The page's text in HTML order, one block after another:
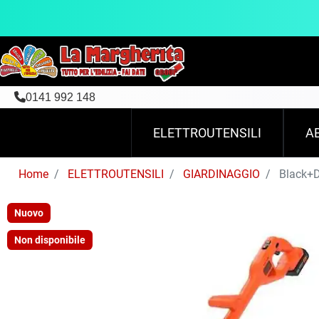
0141 992 148
ELETTROUTENSILI
Home ELETTROUTENSILI GIARDINAGGIO
Nuovo
Non disponibile